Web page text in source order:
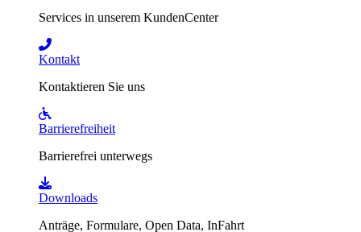
Services in unserem KundenCenter
Kontakt
Kontaktieren Sie uns
Barrierefreiheit
Barrierefrei unterwegs
Downloads
Anträge, Formulare, Open Data, InFahrt